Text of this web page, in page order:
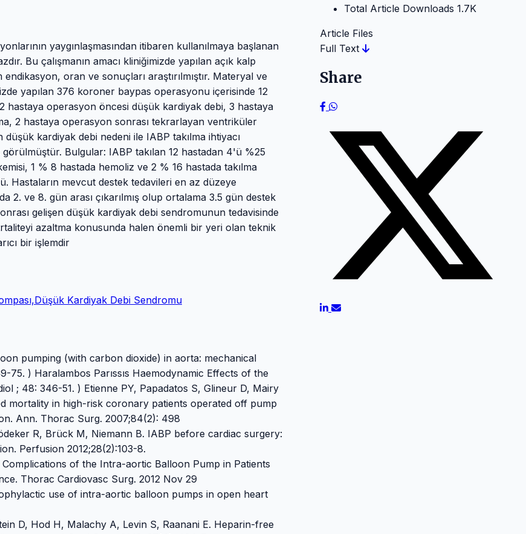
yaygınlaşmasından itibaren kullanılmaya başlanan
Bu çalışmanın amacı kliniğimizde yapılan açık kalp
oran ve sonuçları araştırılmıştır. Materyal ve
yapılan 376 koroner baypas operasyonu içerisinde 12
hastaya operasyon öncesi düşük kardiyak debi, 3 hastaya
2 hastaya operasyon sonrası tekrarlayan ventriküler
kardiyak debi nedeni ile IABP takılma ihtiyacı
Bulgular: IABP takılan 12 hastadan 4'ü %25
1 % 8 hastada hemoliz ve 2 % 16 hastada takılma
Hastaların mevcut destek tedavileri en az düzeye
2. ve 8. gün arası çıkarılmış olup ortalama 3.5 gün destek
gelişen düşük kardiyak debi sendromunun tedavisinde
azaltma konusunda halen önemli bir yeri olan teknik
bir işlemdir
Kardiyak Debi Sendromu
pumping (with carbon dioxide) in aorta: mechanical
) Haralambos Parıssıs Haemodynamic Effects of the
; 48: 346-51. ) Etienne PY, Papadatos S, Glineur D, Mairy
mortality in high-risk coronary patients operated off pump
Ann. Thorac Surg. 2007;84(2): 498
R, Brück M, Niemann B. IABP before cardiac surgery:
Perfusion 2012;28(2):103-8.
Complications of the Intra-aortic Balloon Pump in Patients
Thorac Cardiovasc Surg. 2012 Nov 29
use of intra-aortic balloon pumps in open heart
D, Hod H, Malachy A, Levin S, Raanani E. Heparin-free
Total Article Downloads 1.7K
Article Files
Full Text
Share